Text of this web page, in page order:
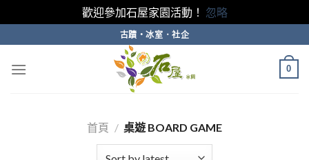
歡迎參加石屋家園活動！ 忽略
to
content
古蹟・冰室．社企
0
首頁 / 桌遊 BOARD GAME